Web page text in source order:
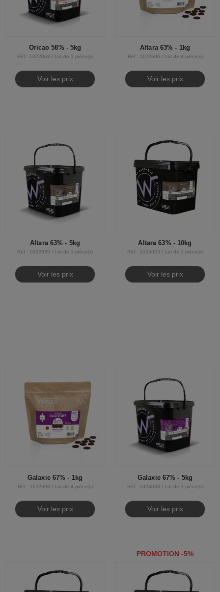
Oricao 58% - 5kg
Réf : 1022063 / Lot de 1 pièce(s)
Voir les prix
Altara 63% - 1kg
Réf : 1122696 / Lot de 4 pièce(s)
Voir les prix
Altara 63% - 5kg
Réf : 1022035 / Lot de 1 pièce(s)
Voir les prix
Altara 63% - 10kg
Réf : 1024023 / Lot de 1 pièce(s)
Voir les prix
Galaxie 67% - 1kg
Réf : 1122693 / Lot de 4 pièce(s)
Voir les prix
Galaxie 67% - 5kg
Réf : 1024033 / Lot de 1 pièce(s)
Voir les prix
PROMOTION -5%